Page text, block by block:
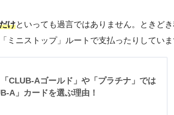
けといっても過言ではありません。ときど
ミニストップ」ルートで支払ったりしていま
CLUB-Aゴールド」や「プラチナ」では
A」カードを選ぶ理由！